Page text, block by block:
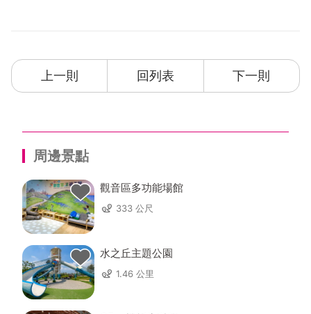
上一則 回列表 下一則
周邊景點
觀音區多功能場館
333 公尺
水之丘主題公園
1.46 公里